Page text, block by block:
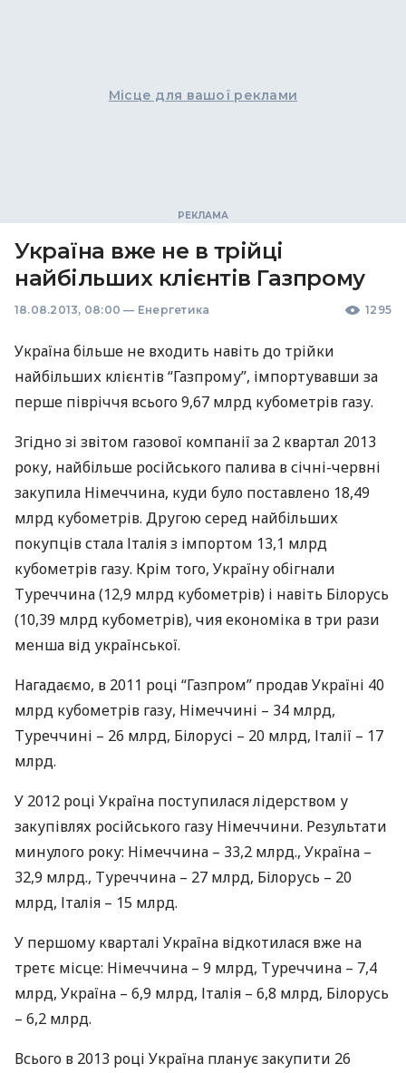
Місце для вашої реклами
Україна вже не в трійці
найбільших клієнтів Газпрому
18.08.2013, 08:00 — Енергетика 1295
Україна більше не входить навіть до трійки
найбільших клієнтів “Газпрому”, імпортувавши за
перше півріччя всього 9,67 млрд кубометрів газу.
Згідно зі звітом газової компанії за 2 квартал 2013
року, найбільше російського палива в січні-червні
закупила Німеччина, куди було поставлено 18,49
млрд кубометрів. Другою серед найбільших
покупців стала Італія з імпортом 13,1 млрд
кубометрів газу. Крім того, Україну обігнали
Туреччина (12,9 млрд кубометрів) і навіть Білорусь
(10,39 млрд кубометрів), чия економіка в три рази
менша від української.
Нагадаємо, в 2011 році “Газпром” продав Україні 40
млрд кубометрів газу, Німеччині – 34 млрд,
Туреччині – 26 млрд, Білорусі – 20 млрд, Італії – 17
млрд.
У 2012 році Україна поступилася лідерством у
закупівлях російського газу Німеччини. Результати
минулого року: Німеччина – 33,2 млрд., Україна –
32,9 млрд., Туреччина – 27 млрд, Білорусь – 20
млрд, Італія – ​​15 млрд.
У першому кварталі Україна відкотилася вже на
третє місце: Німеччина – 9 млрд, Туреччина – 7,4
млрд, Україна – 6,9 млрд, Італія – ​​6,8 млрд, Білорусь
– 6,2 млрд.
Всього в 2013 році Україна планує закупити 26